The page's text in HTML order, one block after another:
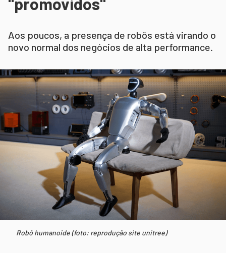
Aos poucos, a presença de robôs está virando o
novo normal dos negócios de alta performance.
Robô humanoide (foto: reprodução site unitree)